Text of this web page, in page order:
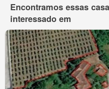
Encontramos essas
interessado em